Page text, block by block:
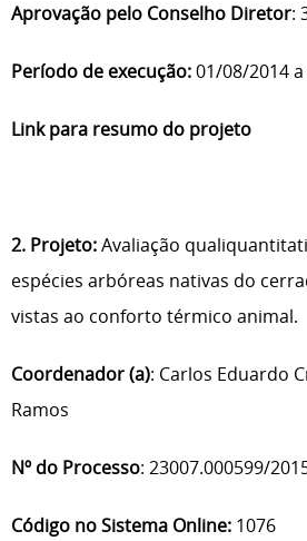
Aprovação pelo Conselho Diretor:
Período de execução:01/08/2014
Link para resumo do projeto
2. Projeto:Avaliação
espécies arbóreas nativas do
vistas ao conforto térmico animal.
Coordenador (a): Carlos Eduardo
Ramos
Nº do Processo: 23007.000599/
Código no Sistema Online: 1076